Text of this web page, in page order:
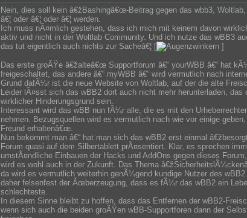
Nein, dies soll kein â€žBashingâ€œ-Beitrag gegen das wbb3,
â€¦ oder â€¦ oder â€¦ werden.
Ich muss nÃ¤mlich gestehen, dass ich mich mit keinem davon
aktiv und nicht in der Woltlab Community. Und ich nutze das wBB3
das tut eigentlich auch nichts zur Sacheâ€¦ [
]
Das erste groÃŸe â€žalteâ€œ Supportforum â€“ yourWBB â€“ hat
freigeschaltet, das andere â€“ myWBB â€“ wird vermutlich nach
Grund dafÃ¼r ist die neue Website von Woltlab, auf der die alte
Leider lÃ¤sst sich das wBB2 dort auch nicht mehr herunterladen,
wirklicher Hinderungsgrund sein.
Interessant wird das wBB nun fÃ¼r alle, die es mit den
nehmen. Bezugsquellen wird es vermutlich nach wie vor einige
Freund erhaltenâ€œ.
Nun bekommt man â€“ hat man sich das wBB2 erst einmal
Forum quasi auf dem Silbertablett prÃ¤sentiert. Klar, es sprechen
umstÃ¤ndliche Einbauen der Hacks und AddOns gegen dieses
wird es wohl auch in der Zukunft. Das Thema
da wird es vermutlich weiterhin genÃ¼gend kundige Nutzer des
daher felsenfest der Ãœberzeugung, dass es fÃ¼r das wBB2 ein
schlechteste.
In diesem Sinne bleibt zu hoffen, dass das Entfernen der wBB2-
wenn sich auch die beiden groÃŸen wBB-Supportforen dann der